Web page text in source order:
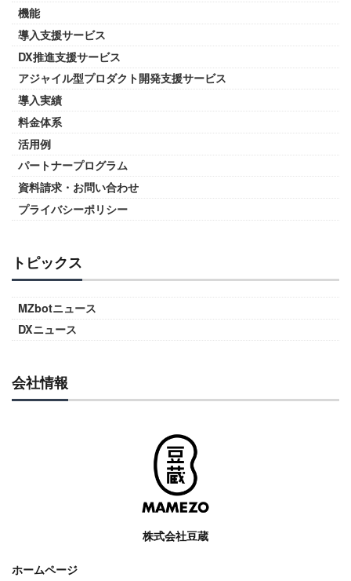
機能
導入支援サービス
DX推進支援サービス
アジャイル型プロダクト開発支援サービス
導入実績
料金体系
活用例
パートナープログラム
資料請求・お問い合わせ
プライバシーポリシー
トピックス
MZbotニュース
DXニュース
会社情報
株式会社豆蔵
ホームページ